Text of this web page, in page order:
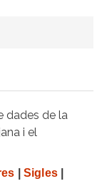
dades de la
i el
Sigles|